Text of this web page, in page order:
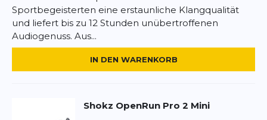
können Sie den Kopfhörer problemlos aufladen,
egal ob Sie das mitgelieferte oder lhr eigenes
Kabel verwenden. Doppelte Schutzschichten und
eine sichere Ladeanschlussabdeckung bilden eine
undurchdringliche Barriere gegen Wasser und
ermöglichen ein müheloses Aufladen.
Tragetasche*1 USB-C-Ladekabel*1
Kundendienstkarte*1 Benutzerhandbuch*1
Sportbegeisterten eine erstaunliche Klangqualität
und liefert bis zu 12 Stunden unübertroffenen
Audiogenuss. Aus...
IN DEN WARENKORB
Shokz OpenRun Pro 2 Mini